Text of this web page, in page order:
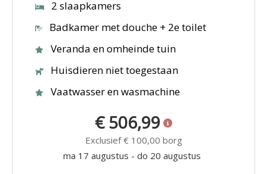
2 slaapkamers
Badkamer met douche + 2e toilet
Veranda en omheinde tuin
Huisdieren niet toegestaan
Vaatwasser en wasmachine
€ 506,99
Exclusief € 100,00 borg
ma 17 augustus - do 20 augustus